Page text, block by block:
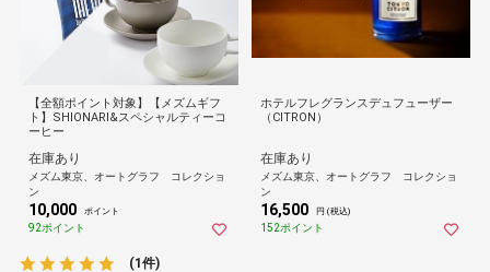
【全額ポイント対象】【メズムギフ
ト】SHIONARI&スペシャルティーコ
ーヒー
在庫あり
メズム東京、オートグラフ コレクショ
ン
10,000 ポイント
92ポイント
(1件)
ホテルフレグランスデュフューザー
（CITRON）
在庫あり
メズム東京、オートグラフ コレクショ
ン
16,500 円 (税込)
152ポイント